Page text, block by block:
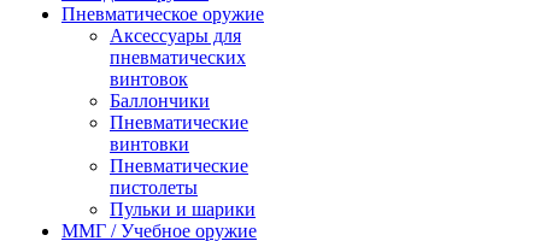
Пневматическое оружие
Аксессуары для
пневматических
винтовок
Баллончики
Пневматические
винтовки
Пневматические
пистолеты
Пульки и шарики
ММГ / Учебное оружие